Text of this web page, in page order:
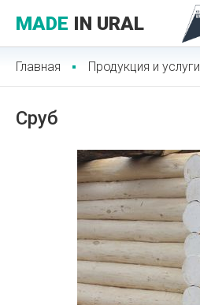
MADE IN URAL
Главная Продукция и услуги
Сруб